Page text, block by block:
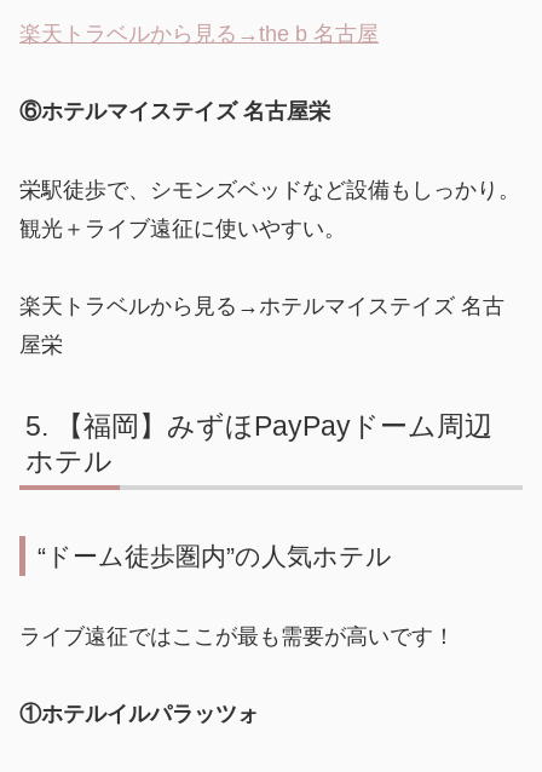
楽天トラベルから見る→the b 名古屋
⑥ホテルマイステイズ 名古屋栄
栄駅徒歩で、シモンズベッドなど設備もしっかり。
観光＋ライブ遠征に使いやすい。
楽天トラベルから見る→ホテルマイステイズ 名古
屋栄
【福岡】みずほPayPayドーム周辺
ホテル
“ドーム徒歩圏内”の人気ホテル
ライブ遠征ではここが最も需要が高いです！
①ホテルイルパラッツォ